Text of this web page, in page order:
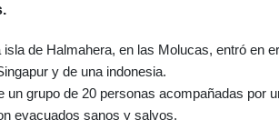
de Halmahera, en las Molucas, entró en
y de una indonesia.
un grupo de 20 personas acompañadas por
evacuados sanos y salvos.